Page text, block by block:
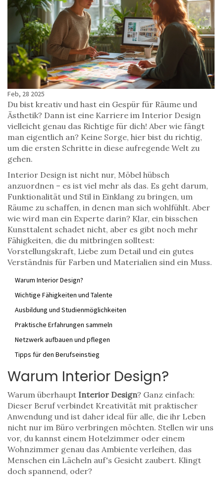
Feb, 28 2025
Du bist kreativ und hast ein Gespür für Räume und
Ästhetik? Dann ist eine Karriere im Interior Design
vielleicht genau das Richtige für dich! Aber wie fängt
man eigentlich an? Keine Sorge, hier bist du richtig,
um die ersten Schritte in diese aufregende Welt zu
gehen.
Interior Design ist nicht nur, Möbel hübsch
anzuordnen – es ist viel mehr als das. Es geht darum,
Funktionalität und Stil in Einklang zu bringen, um
Räume zu schaffen, in denen man sich wohlfühlt. Aber
wie wird man ein Experte darin? Klar, ein bisschen
Kunsttalent schadet nicht, aber es gibt noch mehr
Fähigkeiten, die du mitbringen solltest:
Vorstellungskraft, Liebe zum Detail und ein gutes
Verständnis für Farben und Materialien sind ein Muss.
Warum Interior Design?
Wichtige Fähigkeiten und Talente
Ausbildung und Studienmöglichkeiten
Praktische Erfahrungen sammeln
Netzwerk aufbauen und pflegen
Tipps für den Berufseinstieg
Warum Interior Design?
Warum überhaupt Interior Design? Ganz einfach:
Dieser Beruf verbindet Kreativität mit praktischer
Anwendung und ist daher ideal für alle, die ihr Leben
nicht nur im Büro verbringen möchten. Stellen wir uns
vor, du kannst einem Hotelzimmer oder einem
Wohnzimmer genau das Ambiente verleihen, das
Menschen ein Lächeln auf's Gesicht zaubert. Klingt
doch spannend, oder?